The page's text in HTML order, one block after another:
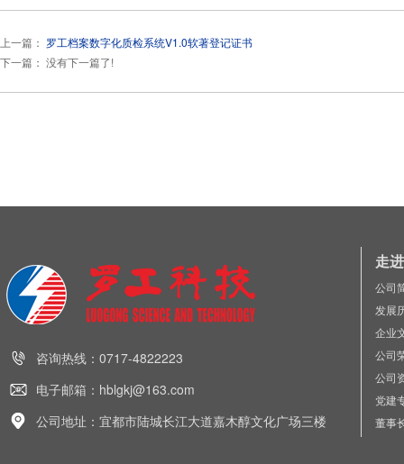
上一篇： 罗工档案数字化质检系统V1.0软著登记证书
下一篇： 没有下一篇了!
咨询热线：0717-4822223
电子邮箱：hblgkj@163.com
公司地址：宜都市陆城长江大道嘉木醇文化广场三楼
走
公司
发展
企业
公司
公司
党建
董事